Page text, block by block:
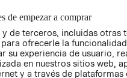
CONDICIONES
AVISO DE
PRIVACIDAD
GIFT CARD
de empezar a comprar
de terceros, incluidas otras
ofrecerle la
su experiencia de usuario,
en nuestros sitios web,
y a través de plataformas